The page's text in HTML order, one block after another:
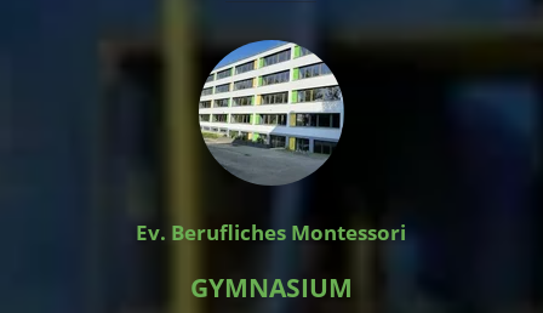
Ev. Berufliches Montessori
GYMNASIUM